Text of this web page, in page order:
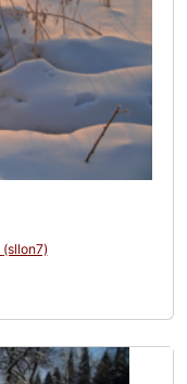
(sllon7)